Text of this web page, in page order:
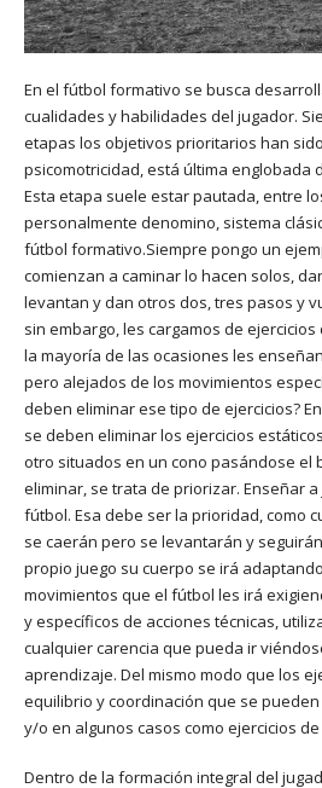
En el fútbol formativo se busca
cualidades y habilidades del jugador.
etapas los objetivos prioritarios han
psicomotricidad, está última englobada
Esta etapa suele estar pautada, entre
personalmente denomino, sistema
fútbol formativo.Siempre pongo un
comienzan a caminar lo hacen solos,
levantan y dan otros dos, tres pasos y
sin embargo, les cargamos de
la mayoría de las ocasiones les
pero alejados de los movimientos
deben eliminar ese tipo de ejercicios?
se deben eliminar los ejercicios
otro situados en un cono pasándose el
eliminar, se trata de priorizar. Enseñar
fútbol. Esa debe ser la prioridad, como
se caerán pero se levantarán y
propio juego su cuerpo se irá
movimientos que el fútbol les irá
y específicos de acciones técnicas,
cualquier carencia que pueda ir
aprendizaje. Del mismo modo que los
equilibrio y coordinación que se
y/o en algunos casos como ejercicios
Dentro de la formación integral del